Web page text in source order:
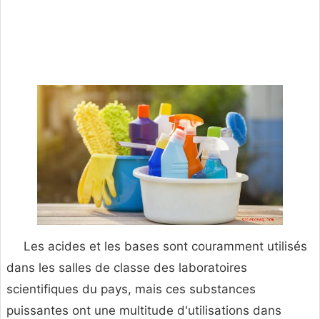
Les acides et les bases sont couramment utilisés
dans les salles de classe des laboratoires
scientifiques du pays, mais ces substances
puissantes ont une multitude d'utilisations dans